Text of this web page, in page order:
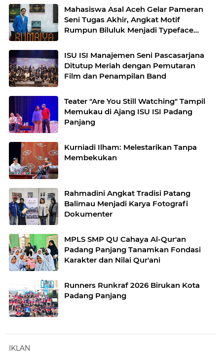
Mahasiswa Asal Aceh Gelar Pameran
Seni Tugas Akhir, Angkat Motif
Rumpun Biluluk Menjadi Typeface
ISU ISI Manajemen Seni Pascasarjana
Ditutup Meriah dengan Pemutaran
Film dan Penampilan Band
Teater "Are You Still Watching" Tampil
Memukau di Ajang ISU ISI Padang
Panjang
Kurniadi Ilham: Melestarikan Tanpa
Membekukan
Rahmadini Angkat Tradisi Patang
Balimau Menjadi Karya Fotografi
Dokumenter
MPLS SMP QU Cahaya Al-Qur'an
Padang Panjang Tanamkan Fondasi
Karakter dan Nilai Qur'ani
Runners Runkraf 2026 Birukan Kota
Padang Panjang
IKLAN